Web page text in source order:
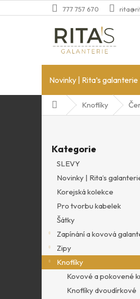
na
777 757 670
Novinky | Rita’s
Domů Knoflíky
n
e
kategorie
Kategorie
SLEVY
Novinky | Rita’s
Korejská kolekce
Pro tvorbu kabelek
Šátky
Zapínání a kovová
Zipy
Knoflíky
Kovové a pokovené
Knoflíky dvoudírkové